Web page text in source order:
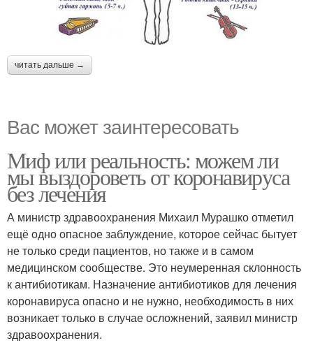
читать дальше →
Вас может заинтересовать
Миф или реальность: можем ли
мы выздороветь от коронавируса
без лечения
А министр здравоохранения Михаил Мурашко отметил
ещё одно опасное заблуждение, которое сейчас бытует
не только среди пациентов, но также и в самом
медицинском сообществе. Это неумеренная склонность
к антибиотикам. Назначение антибиотиков для лечения
коронавируса опасно и не нужно, необходимость в них
возникает только в случае осложнений, заявил министр
здравоохранения.